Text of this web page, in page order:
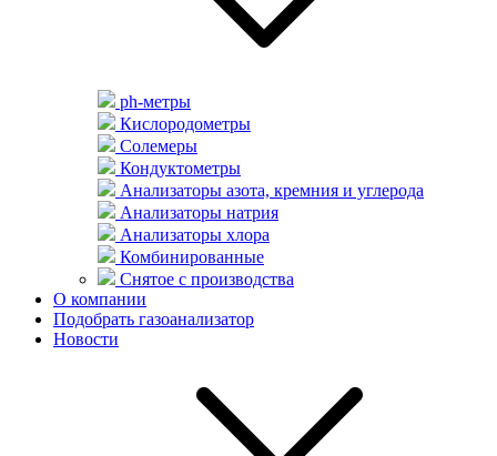
ph-метры
Кислородометры
Солемеры
Кондуктометры
Анализаторы азота, кремния и углерода
Анализаторы натрия
Анализаторы хлора
Комбинированные
Снятое с производства
О компании
Подобрать газоанализатор
Новости